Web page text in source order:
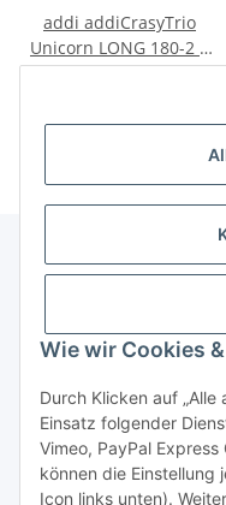
Wie wir Cookies
Durch Klicken auf
Einsatz folgender
Vimeo, PayPal
können die
Icon links unten).
addi addiCrasyTrio
Unicorn LONG 180-2 |
30cm
19,95 € -22,45 €*
Gesetzliche